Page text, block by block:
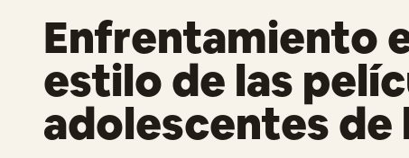
Enfrentamiento
estilo de las
adolescentes de